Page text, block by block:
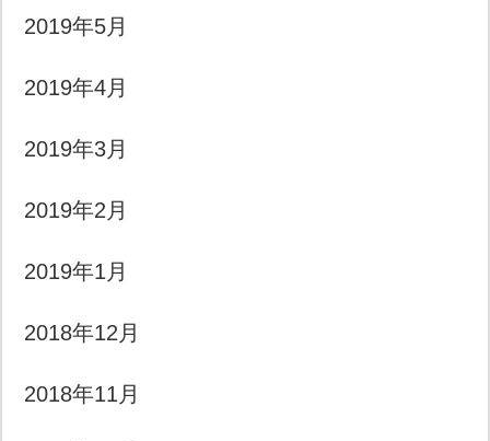
2019年5月
2019年4月
2019年3月
2019年2月
2019年1月
2018年12月
2018年11月